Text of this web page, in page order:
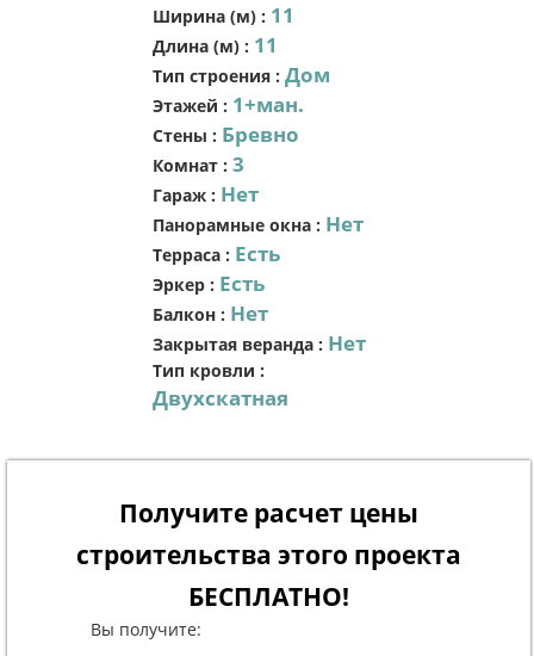
Ширина (м) : 11
Длина (м) : 11
Тип строения : Дом
Этажей : 1+ман.
Стены : Бревно
Комнат : 3
Гараж : Нет
Панорамные окна : Нет
Терраса : Есть
Эркер : Есть
Балкон : Нет
Закрытая веранда : Нет
Тип кровли :
Двухскатная
Получите расчет цены
строительства этого проекта
БЕСПЛАТНО!
Вы получите: